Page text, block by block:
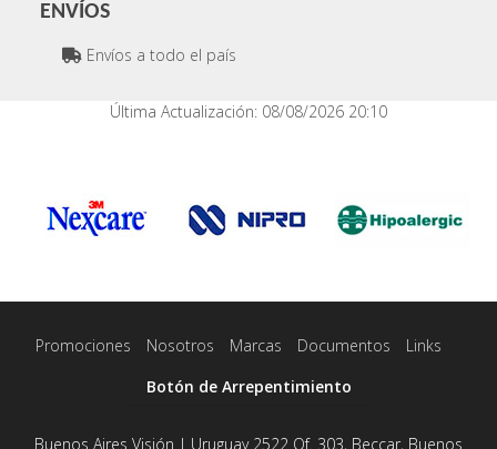
ENVÍOS
Envíos a todo el país
Última Actualización: 08/08/2026 20:10
Promociones Nosotros Marcas Documentos
Links
Botón de Arrepentimiento
Buenos Aires Visión | Uruguay 2522 Of. 303, Beccar, Buenos